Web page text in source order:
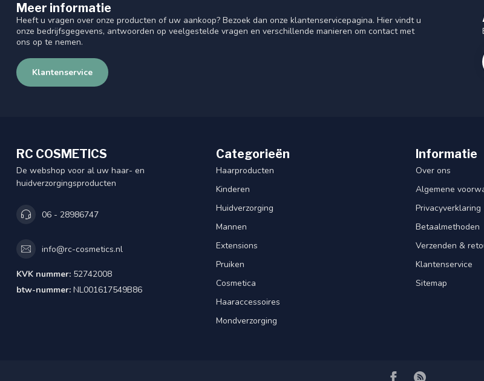
Meer informatie
Heeft u vragen over onze producten of uw aankoop? Bezoek dan onze klantenservicepagina. Hier vindt u
onze bedrijfsgegevens, antwoorden op veelgestelde vragen en verschillende manieren om contact met
ons op te nemen.
Klantenservice
RC COSMETICS
De webshop voor al uw haar- en
huidverzorgingsproducten
06 - 28986747
info@rc-cosmetics.nl
KVK nummer: 52742008
btw-nummer: NL001617549B86
Categorieën
Haarproducten
Kinderen
Huidverzorging
Mannen
Extensions
Pruiken
Cosmetica
Haaraccessoires
Mondverzorging
Informatie
Over ons
Algemene
Privacyverklaring
Betaalmethoden
Verzenden &
Klantenservice
Sitemap